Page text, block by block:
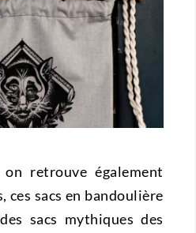
on retrouve également
ces sacs en bandoulière
sacs mythiques des